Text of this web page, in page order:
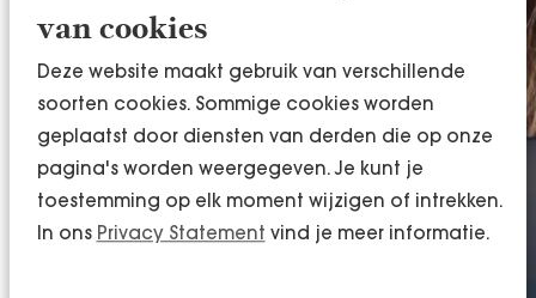
van cookies
Deze website maakt gebruik van verschillende
soorten cookies. Sommige cookies worden
geplaatst door diensten van derden die op onze
pagina's worden weergegeven. Je kunt je
toestemming op elk moment wijzigen of intrekken.
In ons Privacy Statement vind je meer informatie.
sterke lokale en vaak landelijke aanwezigheid.
grensoverschrijdende groei effectief, met
laagdrempelige toegang tot de juiste expertise.
Indien gewenst nemen wij de regie en ontzorgen
jou volledig bij het realiseren van internationale
ambities.